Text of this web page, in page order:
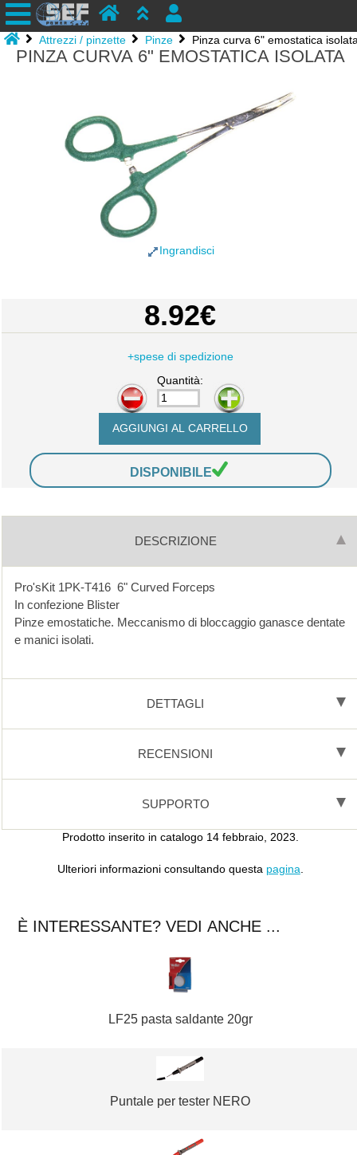
Attrezzi / pinzette Pinze Pinza curva 6" emostatica
PINZA CURVA 6" EMOSTATICA ISOLATA
Ingrandisci
8.92€
+spese di spedizione
Quantità:
-
+
DISPONIBILE
DESCRIZIONE
Pro'sKit 1PK-T416 6" Curved Forceps
In confezione Blister
Pinze emostatiche. Meccanismo di bloccaggio ganasce dentate
e manici isolati.
DETTAGLI
RECENSIONI
SUPPORTO
Prodotto inserito in catalogo 14 febbraio, 2023.
Ulteriori informazioni consultando questa pagina
È INTERESSANTE? VEDI ANCHE ...
LF25 pasta saldante 20gr
Puntale per tester NERO